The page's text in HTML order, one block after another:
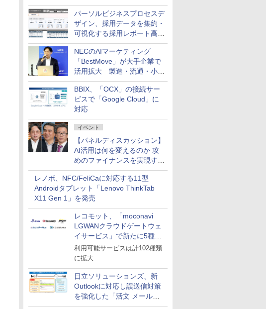
のデータ化などに対応
パーソルビジネスプロセスデ
ザイン、採用データを集約・
可視化する採用レポート高速
化サービスを提供
NECのAIマーケティング
「BestMove」が大手企業で
活用拡大 製造・流通・小売
企業・広告代理店などが実装
フェーズへ
BBIX、「OCX」の接続サー
ビスで「Google Cloud」に
対応
イベント
【パネルディスカッション】
AI活用は何を変えるのか 攻
めのファイナンスを実現する
業務設計とマインドセット変
革
レノボ、NFC/FeliCaに対応する11型
Androidタブレット「Lenovo ThinkTab
X11 Gen 1」を発売
レコモット、「moconavi
LGWANクラウドゲートウェ
イサービス」で新たに5種類
のサービスと連携開始
利用可能サービスは計102種類
に拡大
日立ソリューションズ、新
Outlookに対応し誤送信対策
を強化した「活文 メール誤
送信防止アドインサービス」